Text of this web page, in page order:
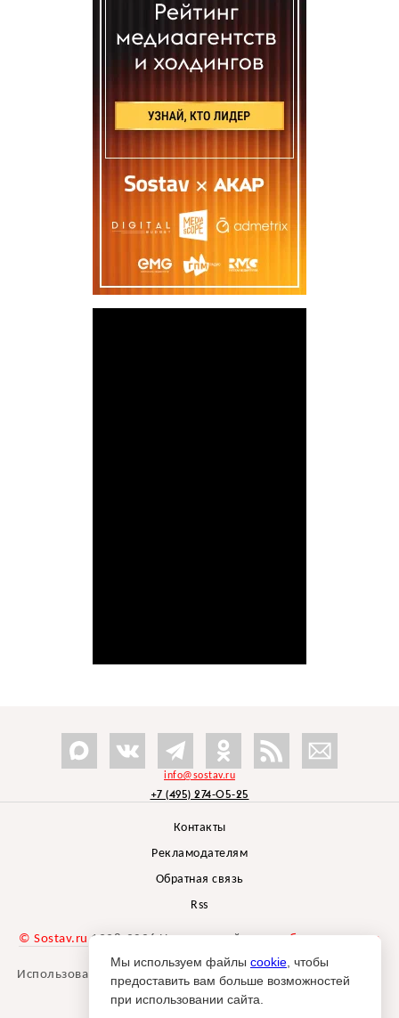
info@sostav.ru
+7 (495) 274-05-25
Контакты
Рекламодателям
Обратная связь
Rss
© Sostav.ru 1998-2026 Независимый проектбрендингового
агентства Depot
Использование материалов Sostav.ru допустимо только при
указании источника.
Мы используем файлы cookie , чтобы
предоставить вам больше возможностей
при использовании сайта.